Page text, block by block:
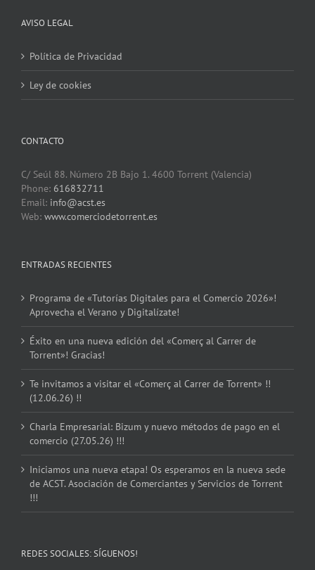
AVISO LEGAL
Política de Privacidad
Ley de cookies
CONTACTO
C/ Seúl 88. Número 2B Bajo 1. 4600 Torrent (Valencia)
Phone: 616832711
Email: info@acst.es
Web: www.comerciodetorrent.es
ENTRADAS RECIENTES
Programa de «Tutorías Digitales para el Comercio 2026»!
Aprovecha el Verano y Digitalízate!
Éxito en una nueva edición del «Comerç al Carrer de
Torrent»! Gracias!
Te invitamos a visitar el «Comerç al Carrer de Torrent» !!
(12.06.26) !!
Charla Empresarial: Bizum y nuevo métodos de pago en el
comercio (27.05.26) !!!
Iniciamos una nueva etapa! Os esperamos en la nueva sede
de ACST. Asociación de Comerciantes y Servicios de Torrent
!!!
REDES SOCIALES: SÍGUENOS!